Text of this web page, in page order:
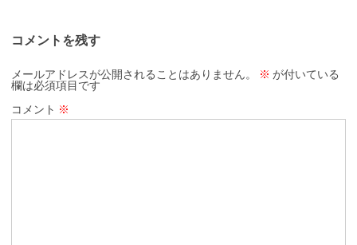
コメントを残す
メールアドレスが公開されることはありません。 ※ が付いている
欄は必須項目です
コメント ※